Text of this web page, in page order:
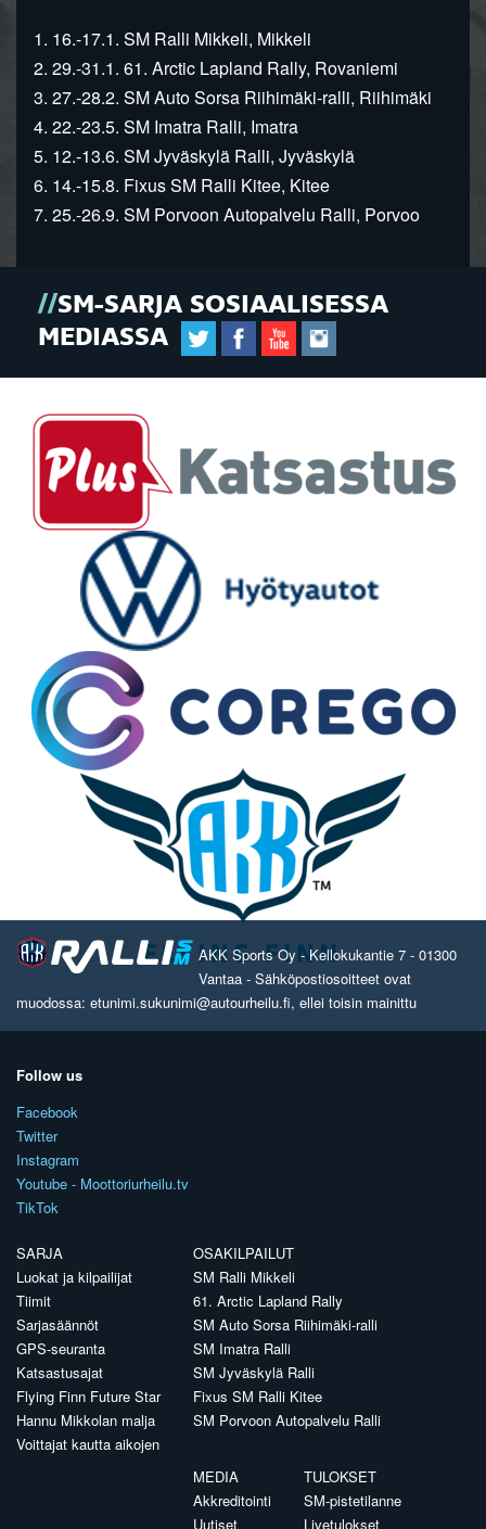
1. 16.-17.1. SM Ralli Mikkeli, Mikkeli
2. 29.-31.1. 61. Arctic Lapland Rally, Rovaniemi
3. 27.-28.2. SM Auto Sorsa Riihimäki-ralli, Riihimäki
4. 22.-23.5. SM Imatra Ralli, Imatra
5. 12.-13.6. SM Jyväskylä Ralli, Jyväskylä
6. 14.-15.8. Fixus SM Ralli Kitee, Kitee
7. 25.-26.9. SM Porvoon Autopalvelu Ralli, Porvoo
SM-SARJA SOSIAALISESSA
MEDIASSA
AKK Sports Oy - Kellokukantie 7 - 01300
Vantaa - Sähköpostiosoitteet ovat
muodossa: etunimi.sukunimi@autourheilu.fi, ellei toisin mainittu
Follow us
Facebook
Twitter
Instagram
Youtube - Moottoriurheilu.tv
TikTok
SARJA
Luokat ja kilpailijat
Tiimit
Sarjasäännöt
GPS-seuranta
Katsastusajat
Flying Finn Future Star
Hannu Mikkolan malja
Voittajat kautta aikojen
OSAKILPAILUT
SM Ralli Mikkeli
61. Arctic Lapland Rally
SM Auto Sorsa Riihimäki-ralli
SM Imatra Ralli
SM Jyväskylä Ralli
Fixus SM Ralli Kitee
SM Porvoon Autopalvelu Ralli
MEDIA
Akkreditointi
Uutiset
TULOKSET
SM-pistetilanne
Livetulokset